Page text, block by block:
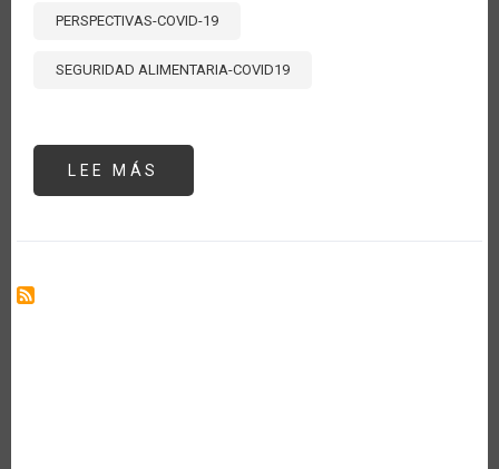
PERSPECTIVAS-COVID-19
SEGURIDAD ALIMENTARIA-COVID19
LEE MÁS
19